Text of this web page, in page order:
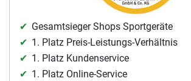
Gesamtsieger Shops Sportgeräte
1. Platz Preis-Leistungs-Verhältnis
1. Platz Kundenservice
1. Platz Online-Service